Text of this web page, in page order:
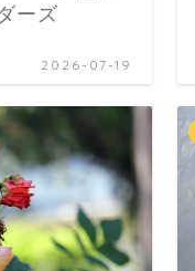
ーズ
2026-07-19